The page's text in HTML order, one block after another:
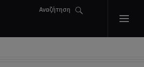
Αναζήτηση